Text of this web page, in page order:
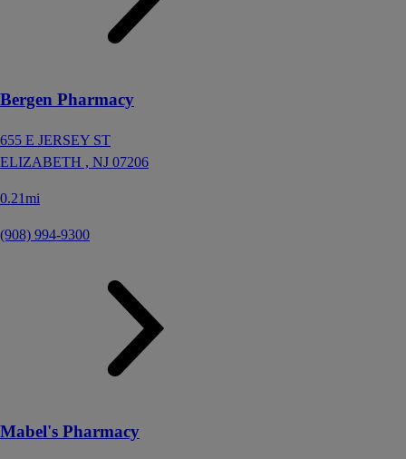
Bergen Pharmacy
655 E JERSEY ST
ELIZABETH , NJ 07206
0.21mi
(908) 994-9300
Mabel's Pharmacy